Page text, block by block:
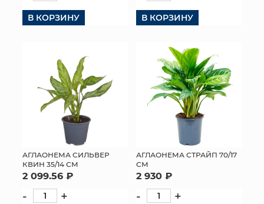
В КОРЗИНУ В КОРЗИНУ
АГЛАОНЕМА СИЛЬВЕР
КВИН 35/14 СМ
2 099.56 ₽
- +
АГЛАОНЕМА СТРАЙП 70/17
СМ
2 930 ₽
- +